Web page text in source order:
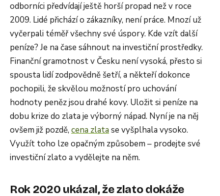
odborníci předvídají ještě horší propad než v roce
2009. Lidé přichází o zákazníky, není práce. Mnozí už
vyčerpali téměř všechny své úspory. Kde vzít další
peníze? Je na čase sáhnout na investiční prostředky.
Finanční gramotnost v Česku není vysoká, přesto si
spousta lidí zodpovědně šetří, a někteří dokonce
pochopili, že skvělou možností pro uchování
hodnoty peněz jsou drahé kovy. Uložit si peníze na
dobu krize do zlata je výborný nápad. Nyní je na něj
ovšem již pozdě, cena zlatase vyšplhala vysoko.
Využít toho lze opačným způsobem – prodejte své
investiční zlato a vydělejte na něm.
Rok 2020 ukázal, že zlato dokáže